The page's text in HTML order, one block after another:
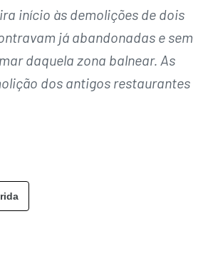
início às demolições de dois
já abandonadas e sem
daquela zona balnear. As
dos antigos restaurantes